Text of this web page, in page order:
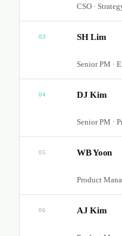
CSO ·
03 SH Lim
Senior PM ·
04 DJ Kim
Senior PM ·
05 WB Yoon
Product
06 AJ Kim